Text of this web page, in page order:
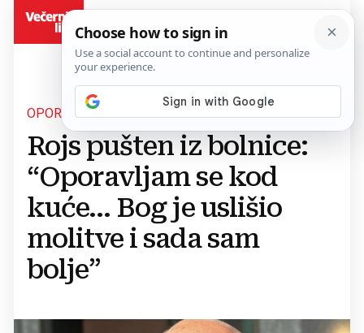
OPORAVAK ĆE POTRAJATI
Rojs pušten iz bolnice:
“Oporavljam se kod
kuće... Bog je uslišio
molitve i sada sam
bolje”